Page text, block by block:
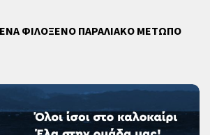
ΕΝΑ ΦΙΛΟΞΕΝΟ ΠΑΡΑΛΙΑΚΟ ΜΕΤΩΠΟ